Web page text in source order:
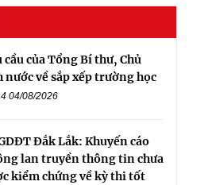
cầu của Tổng Bí thư, Chủ
nước về sắp xếp trường học
04/08/2026
Đắk Lắk: Khuyến cáo
lan truyền thông tin chưa
kiểm chứng về kỳ thi tốt